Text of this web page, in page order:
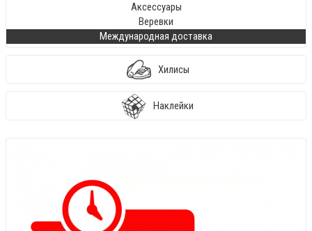
Аксессуары
Веревки
Международная доставка
Хилисы
Наклейки